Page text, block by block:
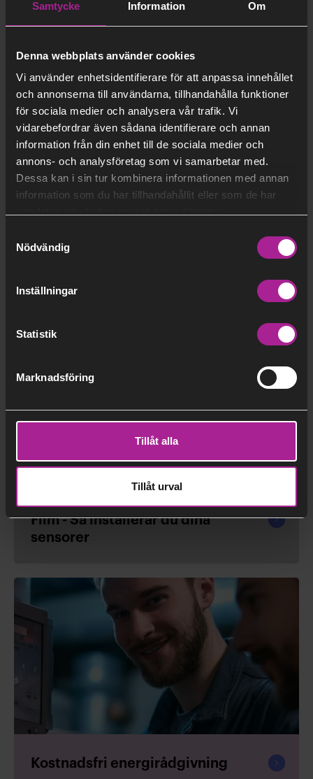
Samtycke Information Om
Denna webbplats använder cookies
Vi använder enhetsidentifierare för att anpassa innehållet
och annonserna till användarna, tillhandahålla funktioner
för sociala medier och analysera vår trafik. Vi
vidarebefordrar även sådana identifierare och annan
information från din enhet till de sociala medier och
annons- och analysföretag som vi samarbetar med.
Dessa kan i sin tur kombinera informationen med annan
information som du har tillhandahållit eller som de har
Nödvändig
Inställningar
Statistik
Marknadsföring
Tillåt alla
Tillåt urval
Gå vidare till intresseanmälan
hjälper vi dig.
Film - Så installerar du dina
sensorer
Kostnadsfri energirådgivning